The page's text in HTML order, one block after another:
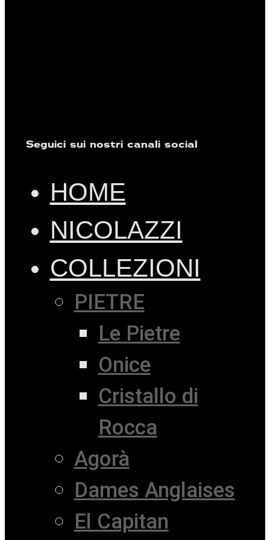
Seguici sui nostri canali social
HOME
NICOLAZZI
COLLEZIONI
PIETRE
Le Pietre
Onice
Cristallo di
Rocca
Agorà
Dames Anglaises
El Capitan